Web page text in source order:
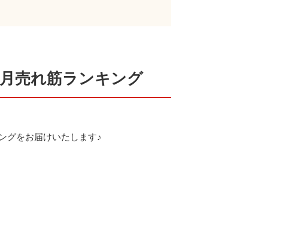
売れ筋ランキング
グをお届けいたします♪